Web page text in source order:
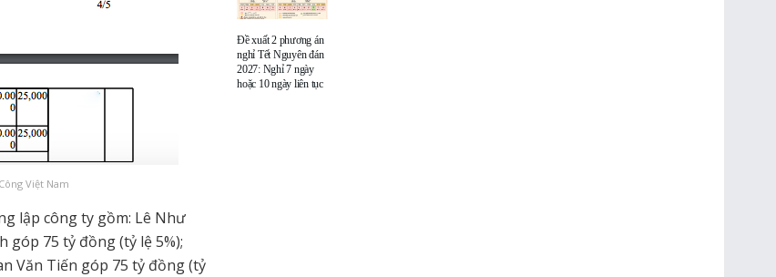
Việt Nam
lập công ty gồm: Lê Như
góp 75 tỷ đồng (tỷ lệ 5%);
Văn Tiến góp 75 tỷ đồng (tỷ
Đề xuất 2 phương án
nghỉ Tết Nguyên đán
2027: Nghỉ 7 ngày
hoặc 10 ngày liên tục